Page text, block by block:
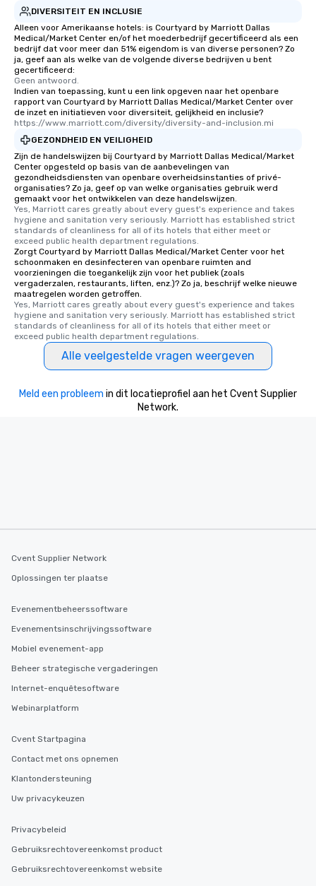
DIVERSITEIT EN INCLUSIE
Alleen voor Amerikaanse hotels: is Courtyard by Marriott Dallas
Medical/Market Center en/of het moederbedrijf gecertificeerd als een
bedrijf dat voor meer dan 51% eigendom is van diverse personen? Zo
ja, geef aan als welke van de volgende diverse bedrijven u bent
gecertificeerd:
Geen antwoord.
Indien van toepassing, kunt u een link opgeven naar het openbare
rapport van Courtyard by Marriott Dallas Medical/Market Center over
de inzet en initiatieven voor diversiteit, gelijkheid en inclusie?
https://www.marriott.com/diversity/diversity-and-inclusion.mi
GEZONDHEID EN VEILIGHEID
Zijn de handelswijzen bij Courtyard by Marriott Dallas Medical/Market
Center opgesteld op basis van de aanbevelingen van
gezondheidsdiensten van openbare overheidsinstanties of privé-
organisaties? Zo ja, geef op van welke organisaties gebruik werd
gemaakt voor het ontwikkelen van deze handelswijzen.
Yes, Marriott cares greatly about every guest's experience and takes
hygiene and sanitation very seriously. Marriott has established strict
standards of cleanliness for all of its hotels that either meet or
exceed public health department regulations.
Zorgt Courtyard by Marriott Dallas Medical/Market Center voor het
schoonmaken en desinfecteren van openbare ruimten and
voorzieningen die toegankelijk zijn voor het publiek (zoals
vergaderzalen, restaurants, liften, enz.)? Zo ja, beschrijf welke nieuwe
maatregelen worden getroffen.
Yes, Marriott cares greatly about every guest's experience and takes
hygiene and sanitation very seriously. Marriott has established strict
standards of cleanliness for all of its hotels that either meet or
exceed public health department regulations.
Alle veelgestelde vragen weergeven
Meld een probleem in dit locatieprofiel aan het Cvent Supplier
Network.
Cvent Supplier Network
Oplossingen ter plaatse
Evenementbeheerssoftware
Evenementsinschrijvingssoftware
Mobiel evenement-app
Beheer strategische vergaderingen
Internet-enquêtesoftware
Webinarplatform
Cvent Startpagina
Contact met ons opnemen
Klantondersteuning
Uw privacykeuzen
Privacybeleid
Gebruiksrechtovereenkomst product
Gebruiksrechtovereenkomst website